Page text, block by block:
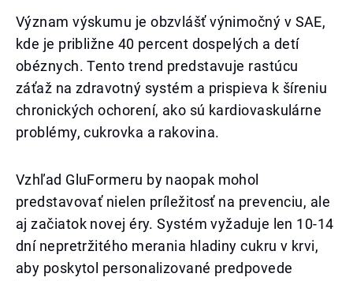
Význam výskumu je obzvlášť výnimočný v SAE,
kde je približne 40 percent dospelých a detí
obéznych. Tento trend predstavuje rastúcu
záťaž na zdravotný systém a prispieva k šíreniu
chronických ochorení, ako sú kardiovaskulárne
problémy, cukrovka a rakovina.
Vzhľad GluFormeru by naopak mohol
predstavovať nielen príležitosť na prevenciu, ale
aj začiatok novej éry. Systém vyžaduje len 10-14
dní nepretržitého merania hladiny cukru v krvi,
aby poskytol personalizované predpovede